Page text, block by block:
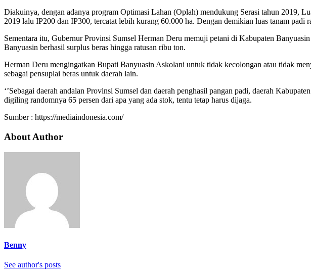
Diakuinya, dengan adanya program Optimasi Lahan (Oplah) mendukung Serasi tahun 2019,
2019 lalu IP200 dan IP300, tercatat lebih kurang 60.000 ha. Dengan demikian luas tanam
Sementara itu, Gubernur Provinsi Sumsel Herman Deru memuji petani di Kabupaten
Banyuasin berhasil surplus beras hingga ratusan ribu ton.
Herman Deru mengingatkan Bupati Banyuasin Askolani untuk tidak kecolongan atau tidak
sebagai pensuplai beras untuk daerah lain.
‘’Sebagai daerah andalan Provinsi Sumsel dan daerah penghasil pangan padi, daerah
digiling randomnya 65 persen dari apa yang ada stok, tentu tetap harus dijaga.
Sumber : https://mediaindonesia.com/
About Author
Benny
See author's posts